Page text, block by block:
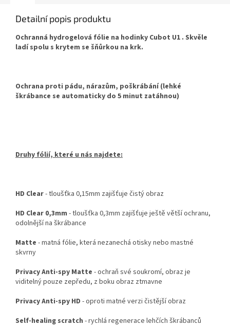
Detailní popis produktu
Ochranná hydrogelová fólie na hodinky Cubot U1 . Skvěle
ladí spolu s krytem se šňůrkou na krk.
Ochrana proti pádu, nárazům, poškrábání (lehké
škrábance se automaticky do 5 minut zatáhnou)
Druhy fólií, které u nás najdete:
HD Clear- tloušťka 0,15mm zajišťuje čistý obraz
HD Clear 0,3mm - tloušťka 0,3mm zajišťuje ještě větší ochranu,
odolnější na škrábance
Matte - matná fólie, která nezanechá otisky nebo mastné
skvrny
Privacy Anti-spy Matte - ochraň své soukromí, obraz je
viditelný pouze zepředu, z boku obraz ztmavne
Privacy Anti-spy HD - oproti matné verzi čistější obraz
Self-healing scratch - rychlá regenerace lehčích škrábanců